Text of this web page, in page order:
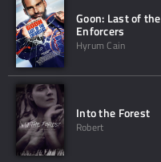
Goon: Last of the
Enforcers
Hyrum Cain
Into the Forest
Robert